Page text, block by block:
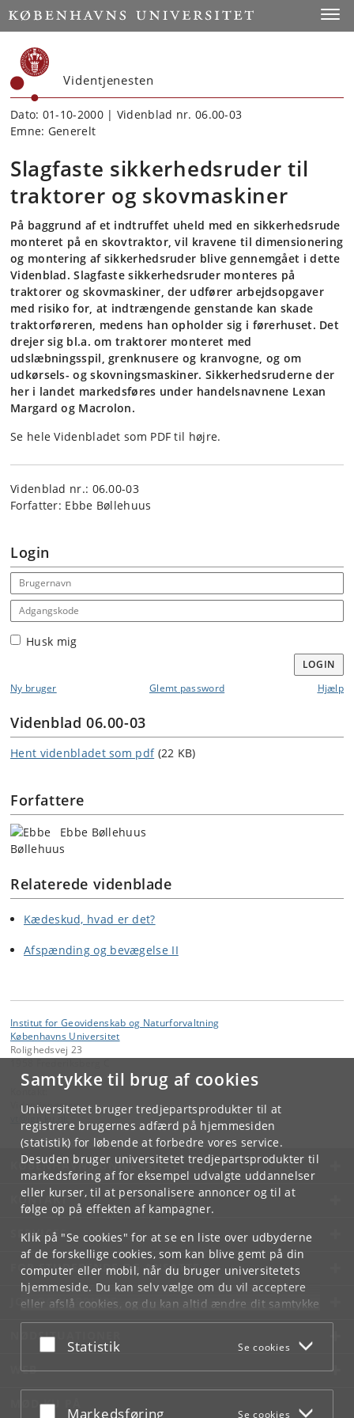
Samtykke til brug af cookies
Universitetet bruger tredjepartsprodukter til at
registrere brugernes adfærd på hjemmesiden
(statistik) for løbende at forbedre vores service.
Desuden bruger universitetet tredjepartsprodukter til
markedsføring af for eksempel udvalgte uddannelser
eller kurser, til at personalisere annoncer og til at
følge op på effekten af kampagner.
Klik på "Se cookies" for at se en liste over udbyderne
af de forskellige cookies, som kan blive gemt på din
computer eller mobil, når du bruger universitetets
hjemmeside. Du kan selv vælge om du vil acceptere
eller afslå cookies, og du kan altid ændre dit samtykke
underCookie- og privatlivspolitiksom du finder i
bunden af hver side.
Acceptér eller afslå
Statistik Se cookies
Acceptér eller afslå
Markedsføring Se cookies
Start
Videntjenesten
Dato: 01-10-2000 | Videnblad nr. 06.00-03
Emne: Generelt
Slagfaste sikkerhedsruder til
traktorer og skovmaskiner
På baggrund af et indtruffet uheld med en sikkerhedsrude
monteret på en skovtraktor, vil kravene til dimensionering
og montering af sikkerhedsruder blive gennemgået i dette
Videnblad. Slagfaste sikkerhedsruder monteres på
traktorer og skovmaskiner, der udfører arbejdsopgaver
med risiko for, at indtrængende genstande kan skade
traktorføreren, medens han opholder sig i førerhuset. Det
drejer sig bl.a. om traktorer monteret med
udslæbningsspil, grenknusere og kranvogne, og om
udkørsels- og skovningsmaskiner. Sikkerhedsruderne der
her i landet markedsføres under handelsnavnene Lexan
Margard og Macrolon.
Se hele Videnbladet som PDF til højre.
Videnblad nr.: 06.00-03
Forfatter: Ebbe Bøllehuus
Login
Email address
Adgangskode
Husk mig
LOGIN
Ny bruger
Glemt password Hjælp
Videnblad 06.00-03
Hent videnbladet som pdf (22 KB)
Forfattere
Ebbe Bøllehuus
Relaterede videnblade
Kædeskud, hvad er det?
Afspænding og bevægelse II
Institut for Geovidenskab og Naturforvaltning
Københavns Universitet
Rolighedsvej 23
Videntjenesten
KØBENHAVNS UNIVERSITET
KONTAKT
SERVICES
FOR STUDERENDE OG ANSATTE
JOB OG KARRIERE
NØDSITUATIONER
WEB
MØD KU PÅ